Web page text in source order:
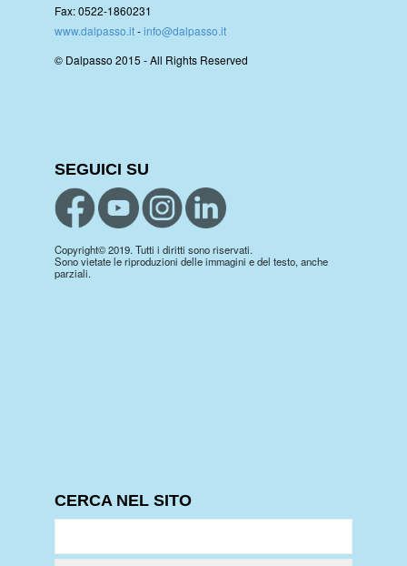
Fax: 0522-1860231
www.dalpasso.it-info@dalpasso.it
© Dalpasso 2015 - All Rights Reserved
SEGUICI SU
Copyright© 2019. Tutti i diritti sono riservati.
Sono vietate le riproduzioni delle immagini e del testo, anche
parziali.
CERCA NEL SITO